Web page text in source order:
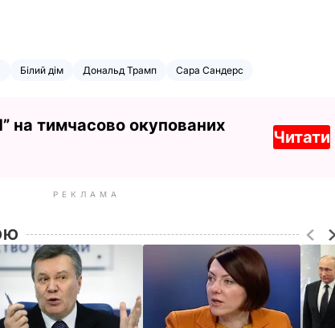
Білий дім Дональд Трамп Сара Сандерс
на тимчасово окупованих
Читати
РЕКЛАМА